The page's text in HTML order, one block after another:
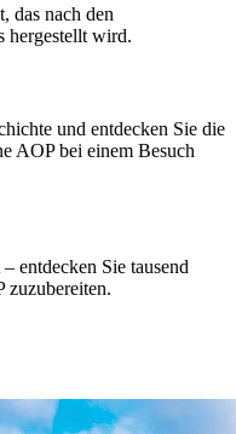
das nach den
hergestellt wird.
und entdecken Sie die
AOP bei einem Besuch
entdecken Sie tausend
zuzubereiten.